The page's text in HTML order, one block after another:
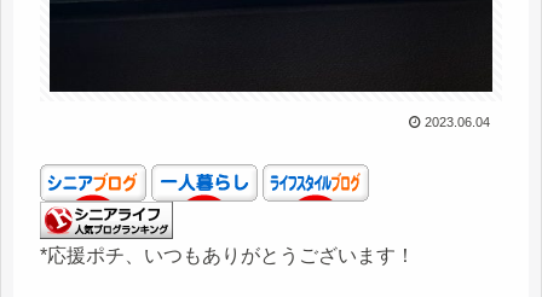
2023.06.04
*応援ポチ、いつもありがとうございます！